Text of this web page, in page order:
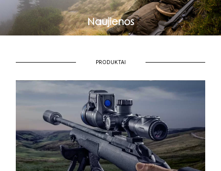
Naujienos
Naujienos
PRODUKTAI